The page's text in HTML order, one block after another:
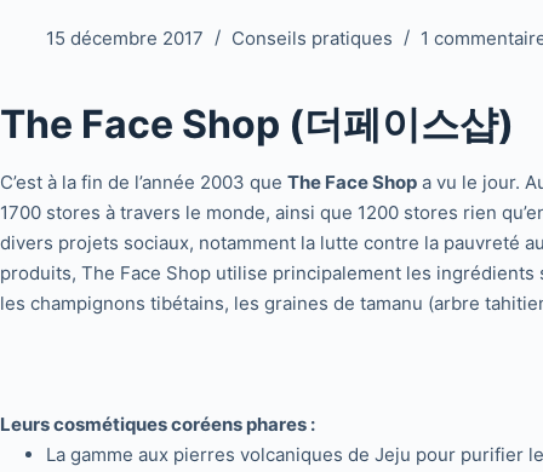
15 décembre 2017 Conseils pratiques 1
The Face Shop (더페이스샵)
C’est à la fin de l’année 2003 que The Face Shop a vu le jour.
1700 stores à travers le monde, ainsi que 1200 stores rien
divers projets sociaux, notamment la lutte contre la pauvreté
produits, The Face Shop utilise principalement les
les champignons tibétains, les graines de tamanu (arbre
Leurs cosmétiques coréens phares :
La gamme aux pierres volcaniques de Jeju pour purifier